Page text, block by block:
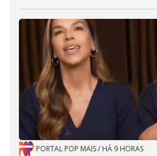
PORTAL POP MAIS/ HÁ 9 HORAS